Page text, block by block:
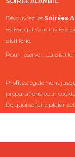
Découvrez les Soirées
estival qui vous invite à
distillerie.
Pour réserver : La
Profitez également
préparations pour
De quoi se faire plaisir